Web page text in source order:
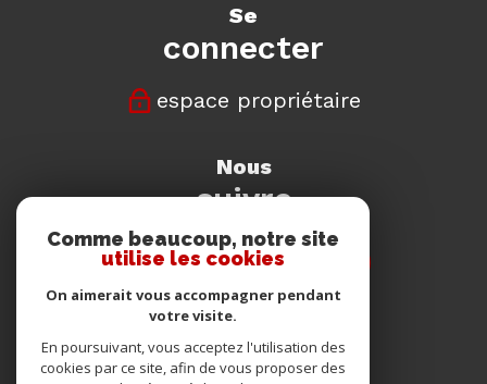
se
connecter
espace propriétaire
nous
suivre
nous
adhérons
Comme beaucoup, notre site
utilise les cookies
On aimerait vous accompagner pendant
votre visite.
En poursuivant, vous acceptez l'utilisation des
cookies par ce site, afin de vous proposer des